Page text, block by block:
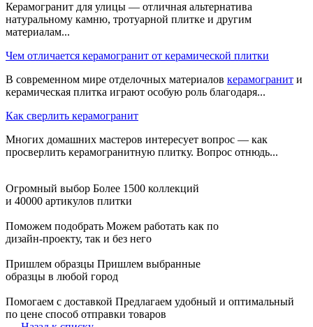
Керамогранит для улицы — отличная альтернатива
натуральному камню, тротуарной плитке и другим
материалам...
Чем отличается керамогранит от керамической плитки
В современном мире отделочных материалов керамогранит и
керамическая плитка играют особую роль благодаря...
Как сверлить керамогранит
Многих домашних мастеров интересует вопрос — как
просверлить керамогранитную плитку. Вопрос отнюдь...
Огромный выбор Более 1500 коллекций
и 40000 артикулов плитки
Поможем подобрать Можем работать как по
дизайн-проекту, так и без него
Пришлем образцы Пришлем выбранные
образцы в любой город
Помогаем с доставкой Предлагаем удобный и оптимальный
по цене способ отправки товаров